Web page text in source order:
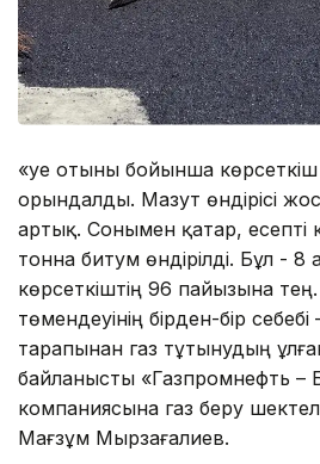
«Әуе отыны бойынша
орындалды. Мазут өндірісі
артық. Сонымен қатар, есепті
тонна битум өндірілді. Бұл - 8
көрсеткіштің 96 пайызына
төмендеуінің бірден-бір
тарапынан газ тұтынудың
байланысты «Газпромнефть –
компаниясына газ беру
Мағзұм Мырзағалиев.